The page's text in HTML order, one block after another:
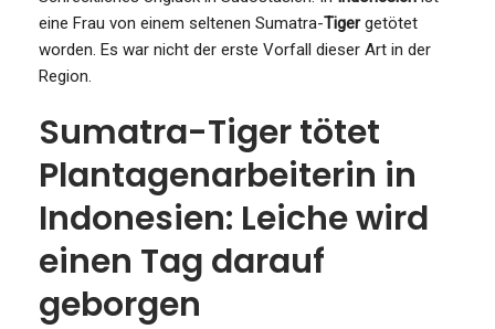
eine Frau von einem seltenen Sumatra-Tigergetötet
worden. Es war nicht der erste Vorfall dieser Art in der
Region.
Sumatra-Tiger tötet
Plantagenarbeiterin in
Indonesien: Leiche wird
einen Tag darauf
geborgen